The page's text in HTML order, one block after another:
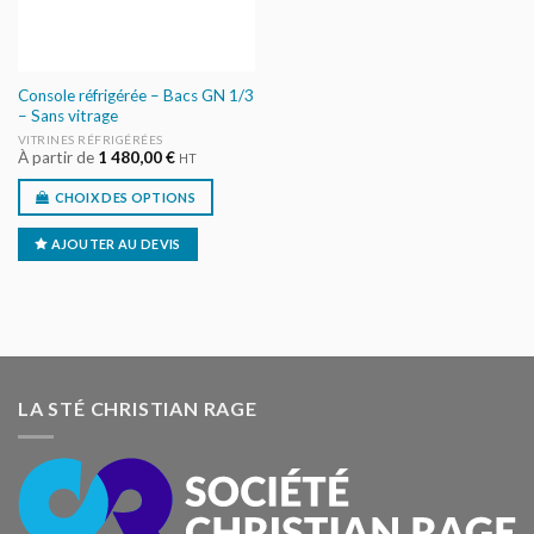
Console réfrigérée – Bacs GN 1/3
– Sans vitrage
VITRINES RÉFRIGÉRÉES
À partir de 1 480,00€ HT
CHOIX DES OPTIONS
AJOUTER AU DEVIS
LA STÉ CHRISTIAN RAGE